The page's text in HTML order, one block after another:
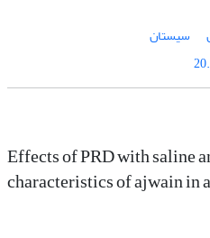
سیستان
Effects of PRD with saline
characteristics of ajwain in